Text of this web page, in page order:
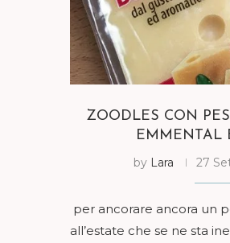
ZOODLES CON
EMMENTAL
by Lara 27
per ancorare ancora un
all’estate che se ne sta